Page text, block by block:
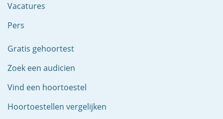
Vacatures
Pers
Gratis gehoortest
Zoek een audicien
Vind een hoortoestel
Hoortoestellen vergelijken